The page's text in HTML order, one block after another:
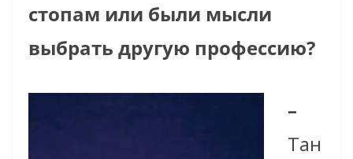
стопам или были мысли
выбрать другую профессию?
–
Тан